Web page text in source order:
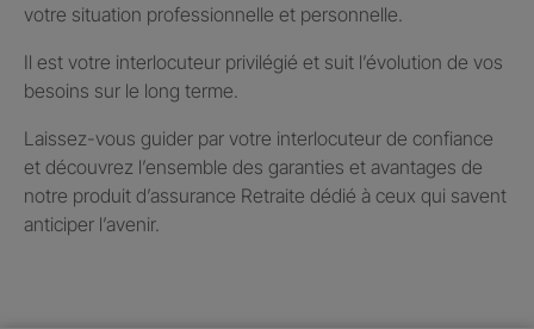
votre situation professionnelle et personnelle.
Il est votre interlocuteur privilégié et suit l’évolution de vos
besoins sur le long terme.
Laissez-vous guider par votre interlocuteur de confiance
et découvrez l’ensemble des garanties et avantages de
notre produit d’assurance Retraite dédié à ceux qui savent
anticiper l’avenir.